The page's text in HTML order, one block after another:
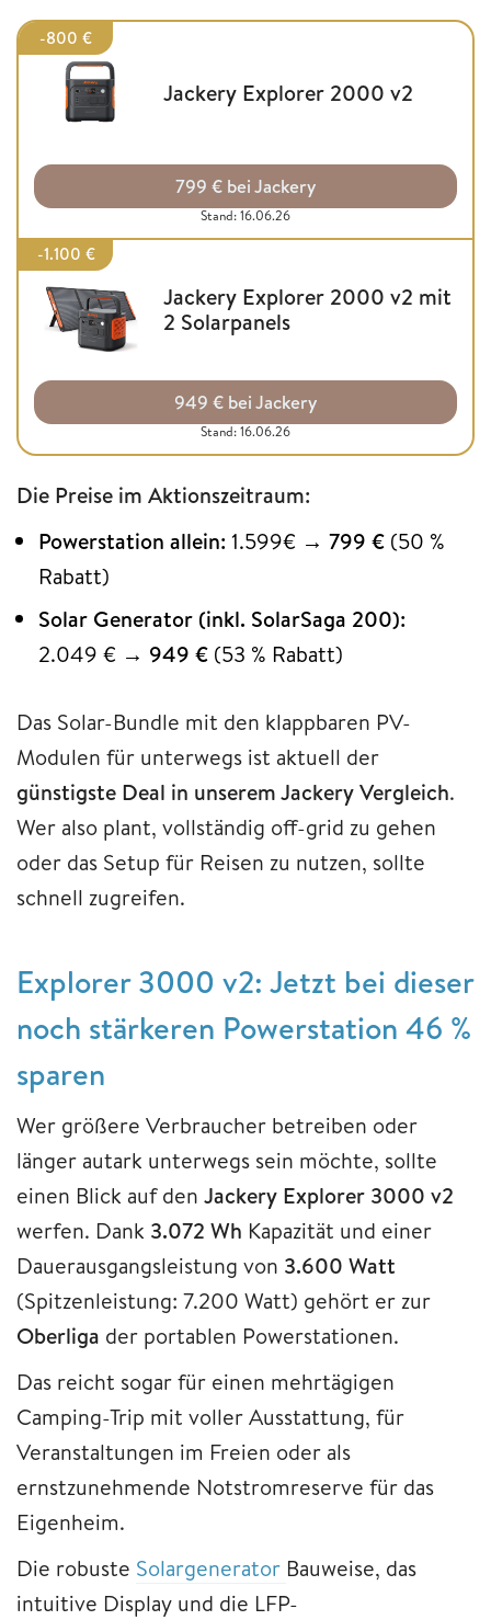
-800 €
Jackery Explorer 2000 v2
799 € bei Jackery
Stand: 16.06.26
-1.100 €
Jackery Explorer 2000 v2 mit
2 Solarpanels
949 € bei Jackery
Stand: 16.06.26
Die Preise im Aktionszeitraum:
Powerstation allein: 1.599€ → 799 € (50 %
Rabatt)
Solar Generator (inkl. SolarSaga 200):
2.049 € → 949 € (53 % Rabatt)
Das Solar-Bundle mit den klappbaren PV-
Modulen für unterwegs ist aktuell der
günstigste Deal in unserem Jackery Vergleich.
Wer also plant, vollständig off-grid zu gehen
oder das Setup für Reisen zu nutzen, sollte
schnell zugreifen.
Explorer 3000 v2: Jetzt bei dieser
noch stärkeren Powerstation 46 %
sparen
Wer größere Verbraucher betreiben oder
länger autark unterwegs sein möchte, sollte
einen Blick auf den Jackery Explorer 3000 v2
werfen. Dank 3.072 Wh Kapazität und einer
Dauerausgangsleistung von 3.600 Watt
(Spitzenleistung: 7.200 Watt) gehört er zur
Oberliga der portablen Powerstationen.
Das reicht sogar für einen mehrtägigen
Camping-Trip mit voller Ausstattung, für
Veranstaltungen im Freien oder als
ernstzunehmende Notstromreserve für das
Eigenheim.
Die robuste Solargenerator Bauweise, das
intuitive Display und die LFP-